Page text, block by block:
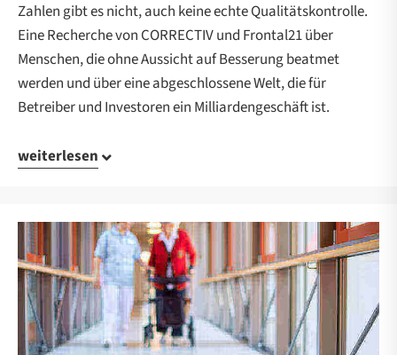
Zahlen gibt es nicht, auch keine echte Qualitätskontrolle.
Eine Recherche von CORRECTIV und Frontal21 über
Menschen, die ohne Aussicht auf Besserung beatmet
werden und über eine abgeschlossene Welt, die für
Betreiber und Investoren ein Milliardengeschäft ist.
weiterlesen